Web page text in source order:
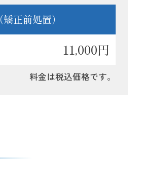
（矯正前処置）
11,000円
料金は税込価格です。